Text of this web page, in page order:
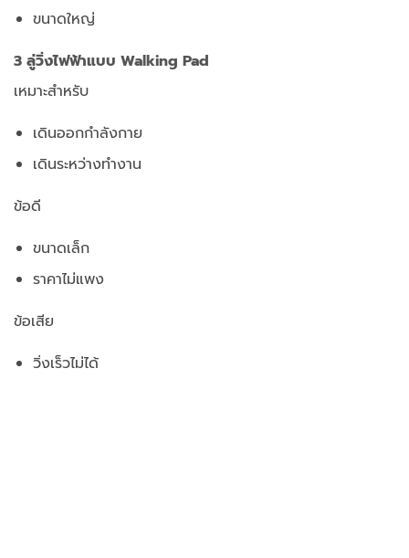
ขนาดใหญ่
3 ลู่วิ่งไฟฟ้าแบบ Walking Pad
เหมาะสำหรับ
เดินออกกำลังกาย
เดินระหว่างทำงาน
ข้อดี
ขนาดเล็ก
ราคาไม่แพง
ข้อเสีย
วิ่งเร็วไม่ได้